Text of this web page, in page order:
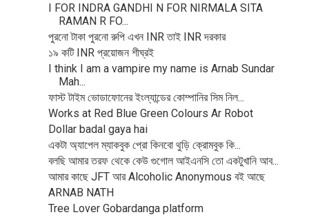
I FOR INDRA GANDHI N FOR NIRMALA SITA
RAMAN R FO...
পুরনো টাকা পুরনো রুপি এখন INR তাই INR দরকার
১৯ কটি INR প্রয়োজন শীঘ্রই
I think I am a vampire my name is Arnab Sundar
Mah...
ফাস্ট টাইম ভোডাফোনের ইংল্যান্ডের কোম্পানির সিম নিল...
Works at Red Blue Green Colours Ar Robot
Dollar badal gaya hai
একটা অ্যাপেল ম্যাকবুক প্রো কিনবো থুড়ি ক্রোমবুক কি...
বলছি আমার তরফ থেকে কেউ গুগোল আইএনসি তো একটুখানি আব...
আমার কাছে JFT আর Alcoholic Anonymous বই আছে
ARNAB NATH
Tree Lover Gobardanga platform